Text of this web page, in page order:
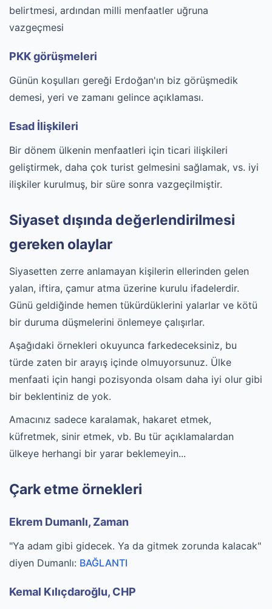
belirtmesi, ardından milli menfaatler uğruna
vazgeçmesi
PKK görüşmeleri
Günün koşulları gereği Erdoğan'ın biz görüşmedik
demesi, yeri ve zamanı gelince açıklaması.
Esad İlişkileri
Bir dönem ülkenin menfaatleri için ticari ilişkileri
geliştirmek, daha çok turist gelmesini sağlamak, vs. iyi
ilişkiler kurulmuş, bir süre sonra vazgeçilmiştir.
Siyaset dışında değerlendirilmesi
gereken olaylar
Siyasetten zerre anlamayan kişilerin ellerinden gelen
yalan, iftira, çamur atma üzerine kurulu ifadelerdir.
Günü geldiğinde hemen tükürdüklerini yalarlar ve kötü
bir duruma düşmelerini önlemeye çalışırlar.
Aşağıdaki örnekleri okuyunca farkedeceksiniz, bu
türde zaten bir arayış içinde olmuyorsunuz. Ülke
menfaati için hangi pozisyonda olsam daha iyi olur gibi
bir beklentiniz de yok.
Amacınız sadece karalamak, hakaret etmek,
küfretmek, sinir etmek, vb. Bu tür açıklamalardan
ülkeye herhangi bir yarar beklemeyin...
Çark etme örnekleri
Ekrem Dumanlı, Zaman
"Ya adam gibi gidecek. Ya da gitmek zorunda kalacak"
diyen Dumanlı: BAĞLANTI
Kemal Kılıçdaroğlu, CHP